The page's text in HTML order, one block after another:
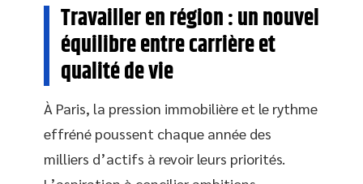
Travailler en région : un nouvel
équilibre entre carrière et
qualité de vie
À Paris, la pression immobilière et le rythme
effréné poussent chaque année des
milliers d’actifs à revoir leurs priorités.